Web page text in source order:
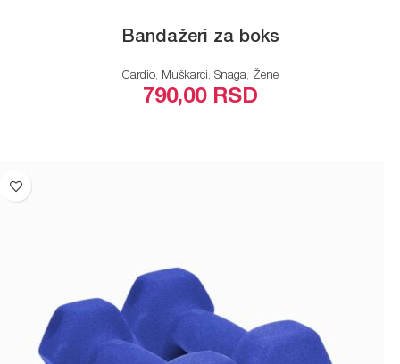
Bandažeri za boks
Cardio, Muškarci, Snaga, Žene
790,00 RSD